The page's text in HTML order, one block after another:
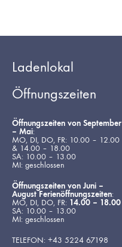
Ladenlokal
Öffnungszeiten
Öffnungszeiten von September
– Mai:
MO, DI, DO, FR: 10.00 – 12.00
& 14.00 – 18.00
SA: 10.00 – 13.00
MI: geschlossen
Öffnungszeiten von Juni –
August Ferienöffnungszeiten:
MO, DI, DO, FR: 14.00 – 18.00
SA: 10.00 – 13.00
MI: geschlossen
TELEFON: +43 5224 67198